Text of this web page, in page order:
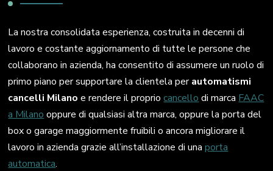
La nostra consolidata esperienza, costruita in decenni di
lavoro e costante aggiornamento di tutte le persone che
collaborano in azienda, ha consentito di assumere un ruolo di
primo piano per supportare la clientela perautomatismi
cancelli Milano e rendere il propriocancello di marca FAAC
a Milano oppure di qualsiasi altra marca, oppure la porta del
box o garage maggiormente fruibili o ancora migliorare il
lavoro in azienda grazie all’installazione di unaporta
automatica.